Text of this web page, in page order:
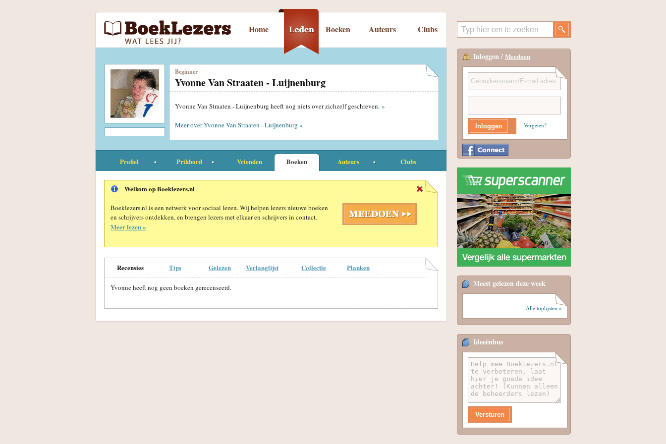
Home Boeken Auteurs Clubs
Beginner
Yvonne Van Straaten - Luijnenburg
Yvonne Van Straaten - Luijnenburg heeft nog niets over zichzelf geschreven. »
Meer over Yvonne Van Straaten - Luijnenburg »
Profiel Prikbord Vrienden Boeken Auteurs Clubs
Welkom op Boeklezers.nl
Boeklezers.nl is een netwerk voor sociaal lezen. Wij helpen lezers nieuwe boeken
en schrijvers ontdekken, en brengen lezers met elkaar en schrijvers in contact.
Meer lezen »
Recensies Tips Gelezen Verlanglijst Collectie Planken
Yvonne heeft nog geen boeken gerecenseerd.
Inloggen / Meedoen
Vergeten?
Meest gelezen deze week
Alle toplijsten »
Ideeënbus